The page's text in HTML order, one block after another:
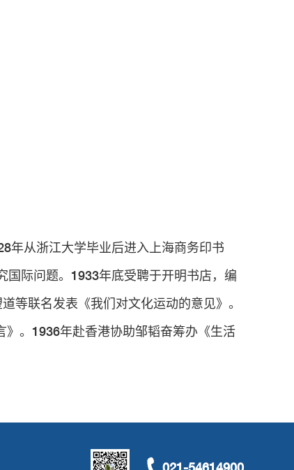
年从浙江大学毕业后进入上海商务印书
际问题。1933年底受聘于开明书店，编
等联名发表《我们对文化运动的意见》。
。1936年赴香港协助邹韬奋筹办《生活